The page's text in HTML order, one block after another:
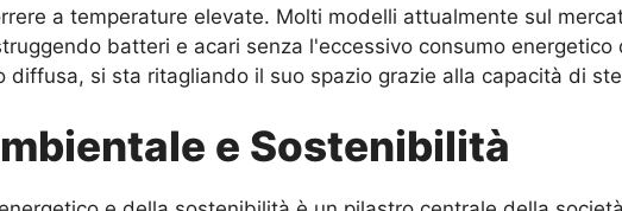
a temperature elevate. Molti modelli attualmente sul
batteri e acari senza l'eccessivo consumo
diffusa, si sta ritagliando il suo spazio grazie alla capacità di
e Sostenibilità